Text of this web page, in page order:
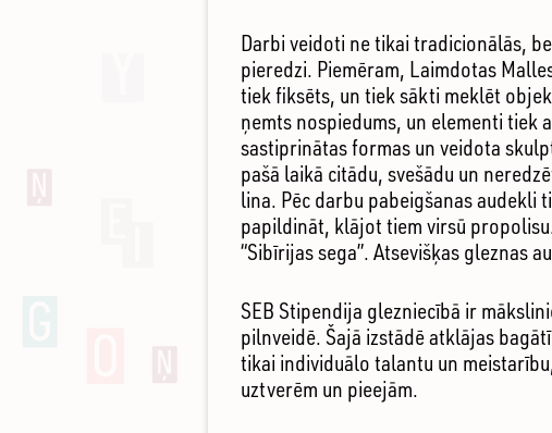
Darbi veidoti ne tikai tradicionālās,
pieredzi. Piemēram, Laimdotas
tiek fiksēts, un tiek sākti meklēt
ņemts nospiedums, un elementi tiek
sastiprinātas formas un veidota
pašā laikā citādu, svešādu un
lina. Pēc darbu pabeigšanas
papildināt, klājot tiem virsū
“Sibīrijas sega”. Atsevišķas gleznas
SEB Stipendija glezniecībā ir
pilnveidē. Šajā izstādē atklājas
tikai individuālo talantu un
uztverēm un pieejām.